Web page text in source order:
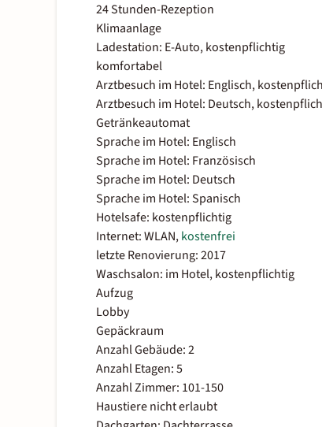
24 Stunden-Rezeption
Klimaanlage
Ladestation: E-Auto, kostenpflichtig
komfortabel
Arztbesuch im Hotel: Englisch,
Arztbesuch im Hotel: Deutsch,
Getränkeautomat
Sprache im Hotel: Englisch
Sprache im Hotel: Französisch
Sprache im Hotel: Deutsch
Sprache im Hotel: Spanisch
Hotelsafe: kostenpflichtig
Internet: WLAN,kostenfrei
letzte Renovierung: 2017
Waschsalon: im Hotel, kostenpflichtig
Aufzug
Lobby
Gepäckraum
Anzahl Gebäude: 2
Anzahl Etagen: 5
Anzahl Zimmer: 101-150
Haustiere nicht erlaubt